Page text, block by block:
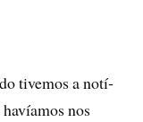
tivemos a notí­
nos